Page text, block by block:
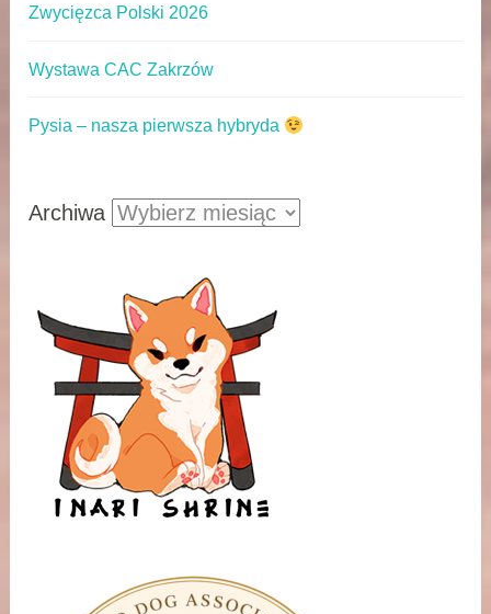
Zwycięzca Polski 2026
Wystawa CAC Zakrzów
Pysia – nasza pierwsza hybryda
Archiwa